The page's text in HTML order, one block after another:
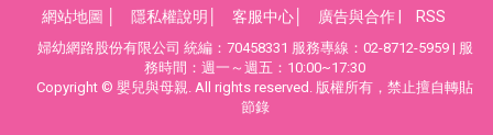
網站地圖 隱私權說明 客服中心 廣告與合作 RSS
婦幼網路股份有限公司 統編：70458331 服務專線：02-8712-5959 | 服
務時間：週一～週五：10:00~17:30
Copyright © 嬰兒與母親. All rights reserved. 版權所有，禁止擅自轉貼
節錄